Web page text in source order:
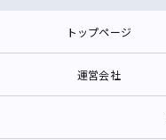
トップページ
運営会社